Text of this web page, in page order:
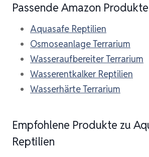
Passende Amazon Produkte
Aquasafe Reptilien
Osmoseanlage Terrarium
Wasseraufbereiter Terrarium
Wasserentkalker Reptilien
Wasserhärte Terrarium
Empfohlene Produkte zu
Reptilien